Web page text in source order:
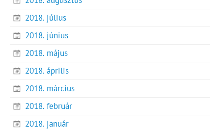
2018. július
2018. június
2018. május
2018. április
2018. március
2018. február
2018. január